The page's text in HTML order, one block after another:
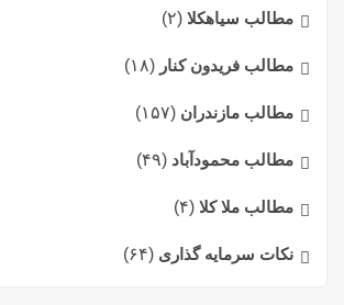
مطالب سیاهکلا (۲)
مطالب فریدون کنار (۱۸)
مطالب مازندران (۱۵۷)
مطالب محمودآباد (۴۹)
مطالب ملا کلا (۴)
نکات سرمایه گذاری (۶۴)